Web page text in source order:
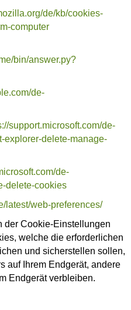
de/kb/cookies-
computer
bin/answer.py?
de-
support.microsoft.com/de-
explorer-delete-manage-
de-
delete-cookies
latest/web-preferences/
der Cookie-Einstellungen
welche die erforderlichen
und sicherstellen sollen,
auf Ihrem Endgerät, andere
Endgerät verbleiben.